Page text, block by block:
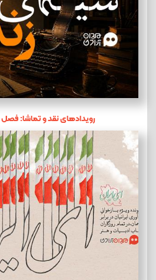
رویدادهای نقد و تماشا: